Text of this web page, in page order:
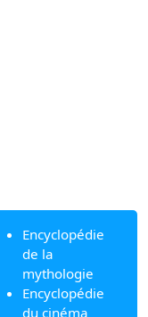
Encyclopédie
de la
mythologie
Encyclopédie
du cinéma